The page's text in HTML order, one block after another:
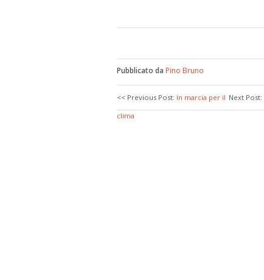
Pubblicato da Pino Bruno
Next Post:
<< Previous Post: In marcia per il
clima